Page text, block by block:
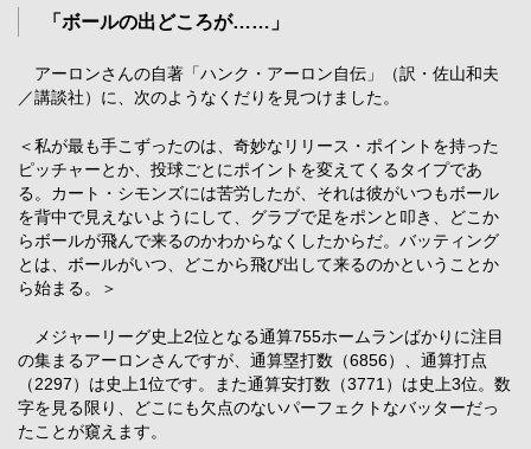
「ボールの出どころが……」
アーロンさんの自著「ハンク・アーロン自伝」（訳・佐山和夫
／講談社）に、次のようなくだりを見つけました。
＜私が最も手こずったのは、奇妙なリリース・ポイントを持った
ピッチャーとか、投球ごとにポイントを変えてくるタイプであ
る。カート・シモンズには苦労したが、それは彼がいつもボール
を背中で見えないようにして、グラブで足をポンと叩き、どこか
らボールが飛んで来るのかわからなくしたからだ。バッティング
とは、ボールがいつ、どこから飛び出して来るのかということか
ら始まる。＞
メジャーリーグ史上2位となる通算755ホームランばかりに注目
の集まるアーロンさんですが、通算塁打数（6856）、通算打点
（2297）は史上1位です。また通算安打数（3771）は史上3位。数
字を見る限り、どこにも欠点のないパーフェクトなバッターだっ
たことが窺えます。